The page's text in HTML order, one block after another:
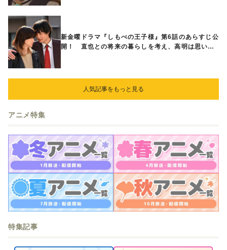
新金曜ドラマ『しもべの王子様』第6話のあらすじ公
開！ 直也との将来の暮らしを考え、高明は思い切
人気記事をもっと見る
アニメ特集
特集記事